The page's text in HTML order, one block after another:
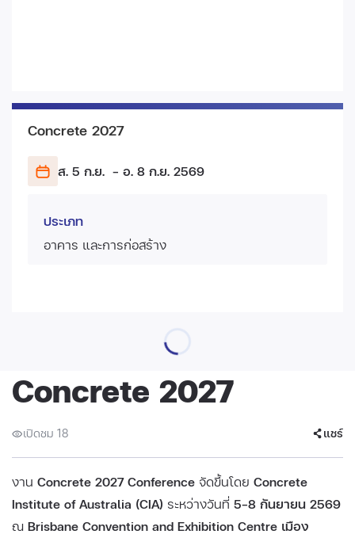
Concrete 2027
ส. 5 ก.ย. - อ. 8 ก.ย. 2569
ประเภท
อาคาร และการก่อสร้าง
Concrete 2027
เปิดชม 18 แชร์
งาน Concrete 2027 Conference จัดขึ้นโดย Concrete
Institute of Australia (CIA) ระหว่างวันที่ 5–8 กันยายน 2569
ณ Brisbane Convention and Exhibition Centre เมือง